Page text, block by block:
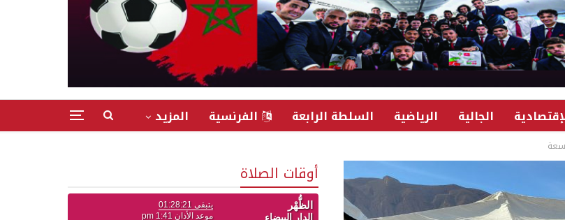
الجالية الرياضية السلطة الرابعة الفرنسية المزيد
أوقات الصلاة